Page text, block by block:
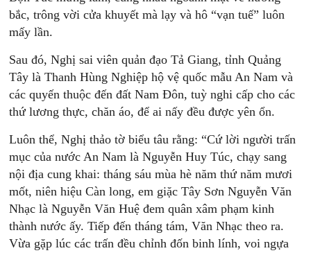
bắc, trông vời cửa khuyết mà lạy và hô “vạn tuế” luôn
mấy lần.
Sau đó, Nghị sai viên quản đạo Tả Giang, tỉnh Quảng
Tây là Thanh Hùng Nghiệp hộ vệ quốc mẫu An Nam và
các quyến thuộc đến đất Nam Đôn, tuỳ nghi cấp cho các
thứ lương thực, chăn áo, để ai nấy đều được yên ổn.
Luôn thể, Nghị thảo tờ biểu tâu rằng: “Cứ lời người trấn
mục của nước An Nam là Nguyễn Huy Túc, chạy sang
nội địa cung khai: tháng sáu mùa hè năm thứ năm mươi
mốt, niên hiệu Càn long, em giặc Tây Sơn Nguyễn Văn
Nhạc là Nguyễn Văn Huệ đem quân xâm phạm kinh
thành nước ấy. Tiếp đến tháng tám, Văn Nhạc theo ra.
Vừa gặp lúc các trấn đều chỉnh đốn binh lính, voi ngựa